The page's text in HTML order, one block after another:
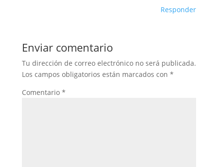
Responder
Enviar comentario
Tu dirección de correo electrónico no será publicada.
Los campos obligatorios están marcados con *
Comentario *